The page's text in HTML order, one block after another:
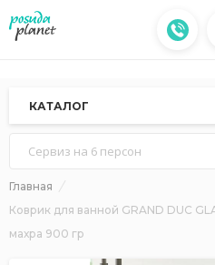
КАТАЛОГ
Сервиз на 6 персон
Главная
Коврик для ванной GRAND DUC
махра 900 гр